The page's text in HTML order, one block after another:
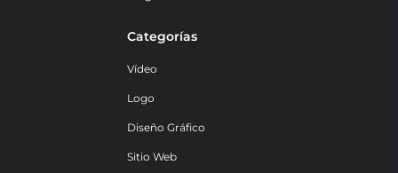
Categorías
Vídeo
Logo
Diseño Gráfico
Sitio Web